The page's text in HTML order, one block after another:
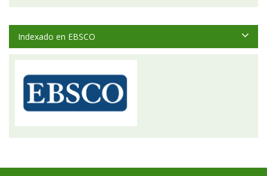
Indexado en EBSCO